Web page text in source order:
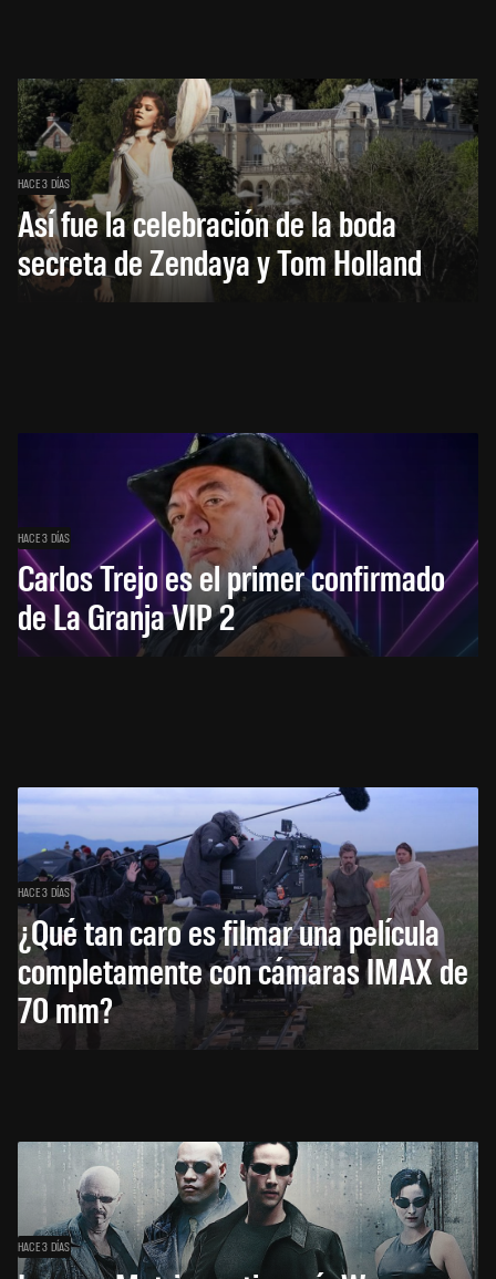
HACE 3 DÍAS
Así fue la celebración de la boda
secreta de Zendaya y Tom Holland
HACE 3 DÍAS
Carlos Trejo es el primer confirmado
de La Granja VIP 2
HACE 3 DÍAS
¿Qué tan caro es filmar una película
completamente con cámaras IMAX de
70 mm?
HACE 3 DÍAS